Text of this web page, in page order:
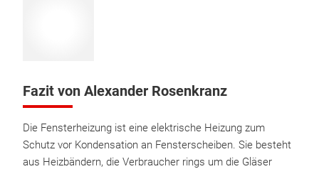
Fazit von Alexander Rosenkranz
Die Fensterheizung ist eine elektrische Heizung zum
Schutz vor Kondensation an Fensterscheiben. Sie besteht
aus Heizbändern, die Verbraucher rings um die Gläser